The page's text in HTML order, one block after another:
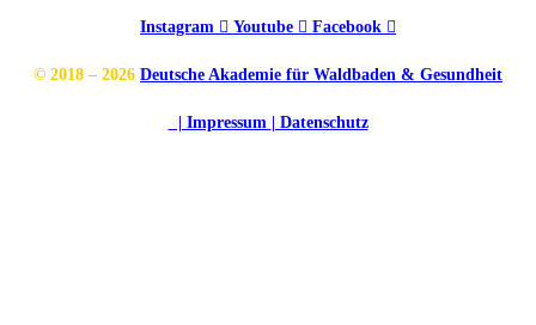
Instagram Youtube Facebook
© 2018 – 2026 Deutsche Akademie für Waldbaden & Gesundheit
| Impressum | Datenschutz